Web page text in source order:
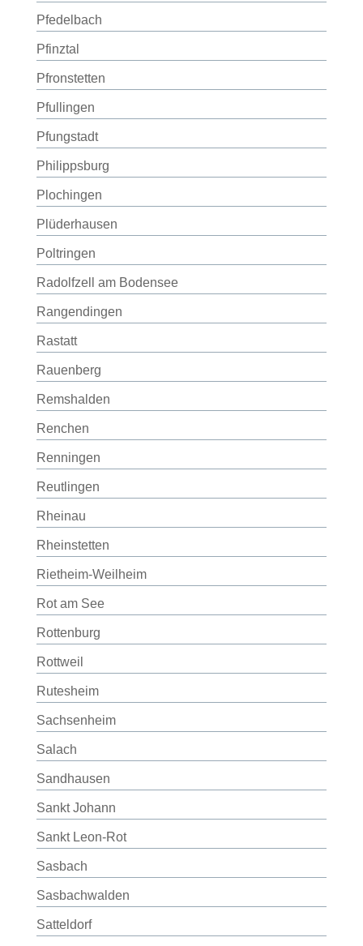
Pfedelbach
Pfinztal
Pfronstetten
Pfullingen
Pfungstadt
Philippsburg
Plochingen
Plüderhausen
Poltringen
Radolfzell am Bodensee
Rangendingen
Rastatt
Rauenberg
Remshalden
Renchen
Renningen
Reutlingen
Rheinau
Rheinstetten
Rietheim-Weilheim
Rot am See
Rottenburg
Rottweil
Rutesheim
Sachsenheim
Salach
Sandhausen
Sankt Johann
Sankt Leon-Rot
Sasbach
Sasbachwalden
Satteldorf